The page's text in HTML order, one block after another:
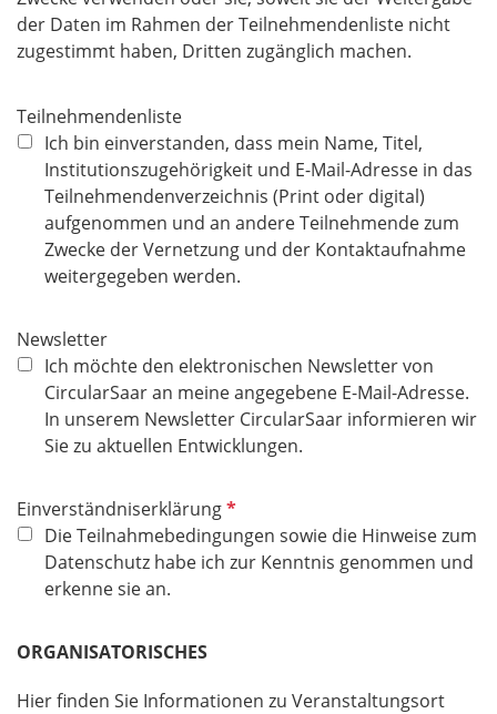
der Daten im Rahmen der Teilnehmendenliste nicht
zugestimmt haben, Dritten zugänglich machen.
Teilnehmendenliste
Ich bin einverstanden, dass mein Name, Titel,
Institutionszugehörigkeit und E-Mail-Adresse in das
Teilnehmendenverzeichnis (Print oder digital)
aufgenommen und an andere Teilnehmende zum
Zwecke der Vernetzung und der Kontaktaufnahme
weitergegeben werden.
Newsletter
Ich möchte den elektronischen Newsletter von
CircularSaar an meine angegebene E-Mail-Adresse.
In unserem Newsletter CircularSaar informieren wir
Sie zu aktuellen Entwicklungen.
EinverständniserklärungP
f
l
f
Die Teilnahmebedingungen sowie die Hinweise zum
Datenschutz habe ich zur Kenntnis genommen und
erkenne sie an.
ORGANISATORISCHES
Hier finden Sie Informationen zu Veranstaltungsort